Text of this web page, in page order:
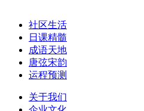
社区生活
日课精髓
成语天地
唐弦宋韵
运程预测
关于我们